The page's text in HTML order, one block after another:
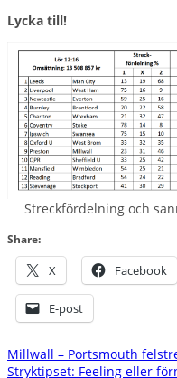
Lycka till!
Streckfördelning och
Share:
X Facebook
E-post
Millwall – Portsmouth
Stryktipset: Feeling eller